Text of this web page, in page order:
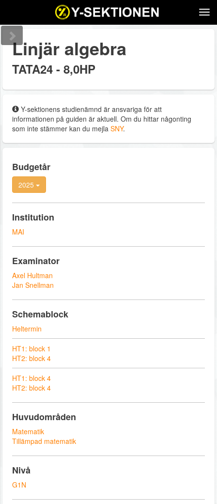
Linjär algebra
TATA24 - 8,0HP
Y-sektionens studienämnd är ansvariga för att
informationen på guiden är aktuell. Om du hittar någonting
som inte stämmer kan du mejla SNY.
Budgetår
2025
Institution
MAI
Examinator
Axel Hultman
Jan Snellman
Schemablock
Heltermin
HT1: block 1
HT2: block 4
HT1: block 4
HT2: block 4
Huvudområden
Matematik
Tillämpad matematik
Nivå
G1N